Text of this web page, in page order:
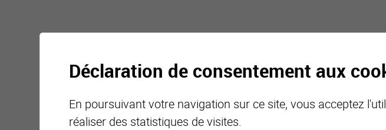
Déclaration de consentement aux
En poursuivant votre navigation sur ce site, vous acceptez
réaliser des statistiques de visites.